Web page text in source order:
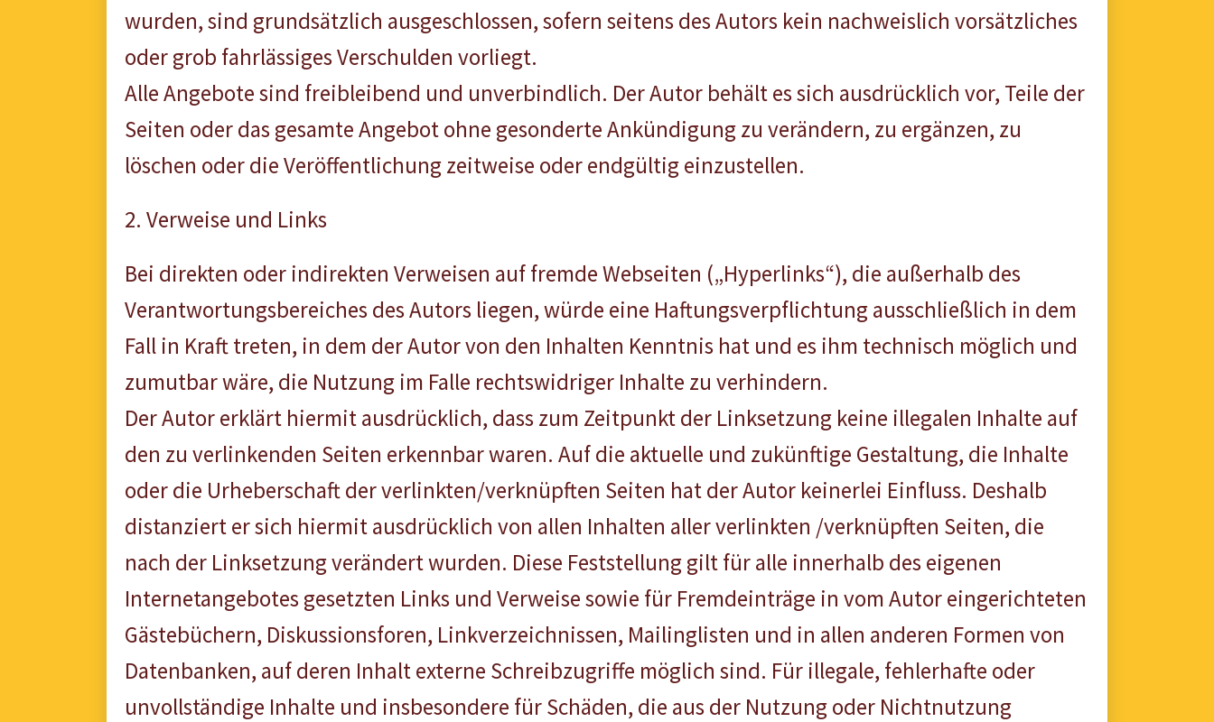
wurden, sind grundsätzlich ausgeschlossen, sofern seitens des Autors kein nachweislich vorsätzliches
oder grob fahrlässiges Verschulden vorliegt.
Alle Angebote sind freibleibend und unverbindlich. Der Autor behält es sich ausdrücklich vor, Teile der
Seiten oder das gesamte Angebot ohne gesonderte Ankündigung zu verändern, zu ergänzen, zu
löschen oder die Veröffentlichung zeitweise oder endgültig einzustellen.
2. Verweise und Links
Bei direkten oder indirekten Verweisen auf fremde Webseiten („Hyperlinks“), die außerhalb des
Verantwortungsbereiches des Autors liegen, würde eine Haftungsverpflichtung ausschließlich in dem
Fall in Kraft treten, in dem der Autor von den Inhalten Kenntnis hat und es ihm technisch möglich und
zumutbar wäre, die Nutzung im Falle rechtswidriger Inhalte zu verhindern.
Der Autor erklärt hiermit ausdrücklich, dass zum Zeitpunkt der Linksetzung keine illegalen Inhalte auf
den zu verlinkenden Seiten erkennbar waren. Auf die aktuelle und zukünftige Gestaltung, die Inhalte
oder die Urheberschaft der verlinkten/verknüpften Seiten hat der Autor keinerlei Einfluss. Deshalb
distanziert er sich hiermit ausdrücklich von allen Inhalten aller verlinkten /verknüpften Seiten, die
nach der Linksetzung verändert wurden. Diese Feststellung gilt für alle innerhalb des eigenen
Internetangebotes gesetzten Links und Verweise sowie für Fremdeinträge in vom Autor eingerichteten
Gästebüchern, Diskussionsforen, Linkverzeichnissen, Mailinglisten und in allen anderen Formen von
Datenbanken, auf deren Inhalt externe Schreibzugriffe möglich sind. Für illegale, fehlerhafte oder
unvollständige Inhalte und insbesondere für Schäden, die aus der Nutzung oder Nichtnutzung